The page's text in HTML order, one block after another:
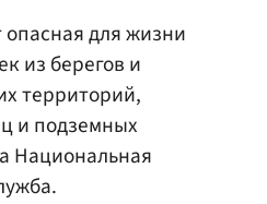
для жизни
из берегов и
территорий,
и подземных
Национальная